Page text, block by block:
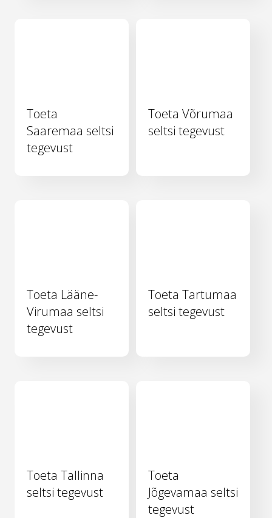
Toeta
Saaremaa seltsi
tegevust
Toeta Võrumaa
seltsi tegevust
Toeta Lääne-
Virumaa seltsi
tegevust
Toeta Tartumaa
seltsi tegevust
Toeta Tallinna
seltsi tegevust
Toeta
Jõgevamaa seltsi
tegevust